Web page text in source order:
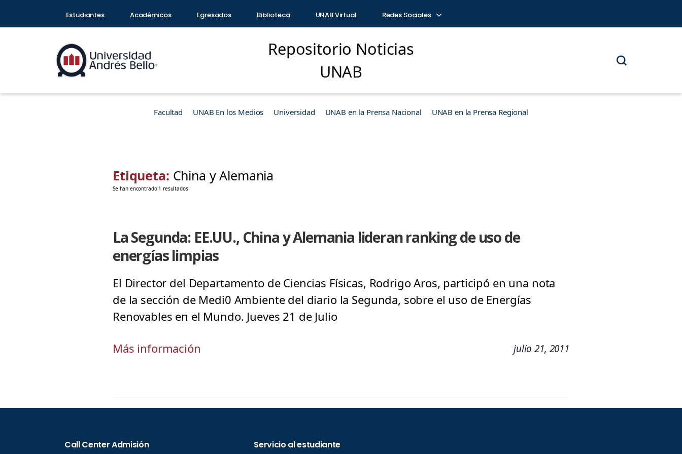
Estudiantes Académicos Egresados Biblioteca UNAB Virtual Redes Sociales
Repositorio Noticias
UNAB
Facultad UNAB En los Medios Universidad UNAB en la Prensa Nacional UNAB en la Prensa Regional
Etiqueta: China y Alemania
Se han encontrado 1 resultados
La Segunda: EE.UU., China y Alemania lideran ranking de uso de
energías limpias
El Director del Departamento de Ciencias Físicas, Rodrigo Aros, participó en una nota
de la sección de Medi0 Ambiente del diario la Segunda, sobre el uso de Energías
Renovables en el Mundo. Jueves 21 de Julio
Más información julio 21, 2011